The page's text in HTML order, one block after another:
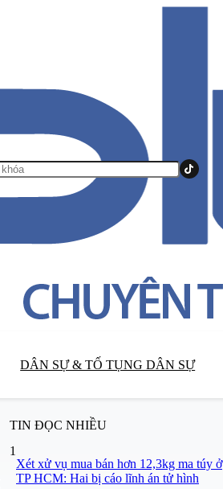
DÂN SỰ & TỐ TỤNG DÂN SỰ
TIN ĐỌC NHIỀU
1
Xét xử vụ mua bán hơn 12,3kg ma túy ở
TP HCM: Hai bị cáo lĩnh án tử hình